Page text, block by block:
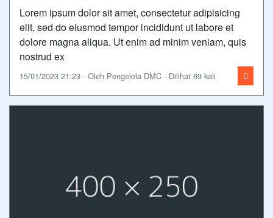
Lorem ipsum dolor sit amet, consectetur adipisicing
elit, sed do eiusmod tempor incididunt ut labore et
dolore magna aliqua. Ut enim ad minim veniam, quis
nostrud ex
15/01/2023 21:23 - Oleh Pengelola DMC - Dilihat 69 kali